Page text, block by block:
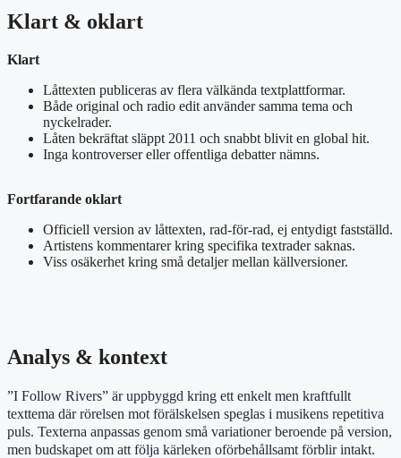
Klart & oklart
Klart
Låttexten publiceras av flera välkända textplattformar.
Både original och radio edit använder samma tema och
nyckelrader.
Låten bekräftat släppt 2011 och snabbt blivit en global hit.
Inga kontroverser eller offentliga debatter nämns.
Fortfarande oklart
Officiell version av låttexten, rad-för-rad, ej entydigt fastställd.
Artistens kommentarer kring specifika textrader saknas.
Viss osäkerhet kring små detaljer mellan källversioner.
Analys & kontext
”I Follow Rivers” är uppbyggd kring ett enkelt men kraftfullt
texttema där rörelsen mot förälskelsen speglas i musikens repetitiva
puls. Texterna anpassas genom små variationer beroende på version,
men budskapet om att följa kärleken oförbehållsamt förblir intakt.